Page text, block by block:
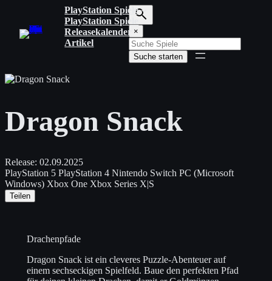
springen
PlayStation Spiele
PlayStation Spiele
Releasekalender
Artikel
S
u
c
h
i
f
n
g
×
Suche starten
Dragon Snack
Release: 02.09.2025
PlayStation 5 PlayStation 4 Nintendo Switch PC (Microsoft
Windows) Xbox One Xbox Series X|S
Teilen
Drachenpfade
Dragon Snack ist ein cleveres Puzzle-Abenteuer auf
einem sechseckigen Spielfeld. Baue den perfekten Pfad